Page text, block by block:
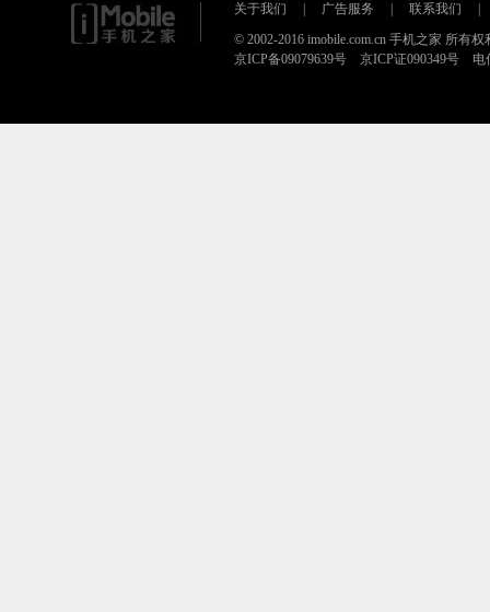
关于我们 广告服务 联系我们
© 2002-2016 imobile.com.cn 手机之家 所有权
京ICP备09079639号 京ICP证090349号 电